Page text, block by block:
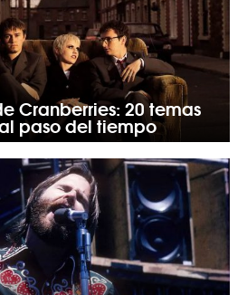
Cranberries: 20 temas
paso del tiempo